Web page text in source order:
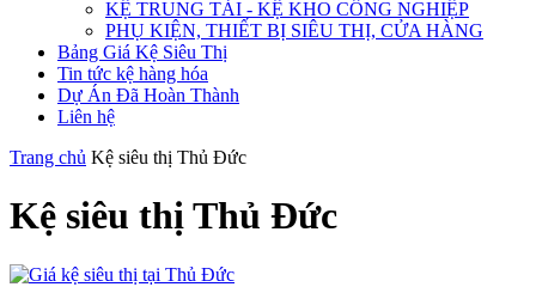
KỆ TRUNG TẢI - KỆ KHO CÔNG NGHIỆP
PHỤ KIỆN, THIẾT BỊ SIÊU THỊ, CỬA HÀNG
Bảng Giá Kệ Siêu Thị
Tin tức kệ hàng hóa
Dự Án Đã Hoàn Thành
Liên hệ
Trang chủ Kệ siêu thị Thủ Đức
Kệ siêu thị Thủ Đức